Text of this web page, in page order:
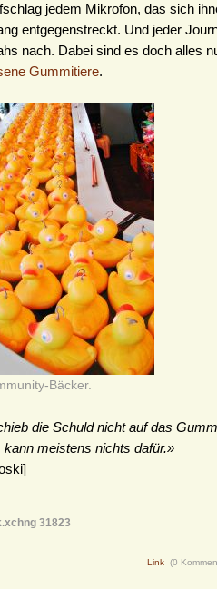
jedem Mikrofon, das sich
entgegenstreckt. Und jeder
nach. Dabei sind es doch alles
Gummitiere.
Bäcker.
die Schuld nicht auf das
kann meistens nichts dafür.»
31823
Link (0